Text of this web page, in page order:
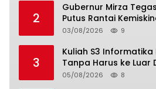
2
Gubernur Mirza
Putus Rantai
03/08/2026 9
3
Kuliah S3 Informatika
Tanpa Harus ke Luar
05/08/2026 8